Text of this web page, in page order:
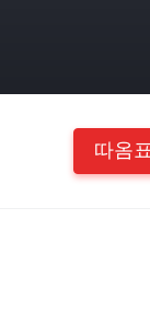
따옴